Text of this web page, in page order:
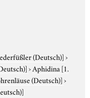
(Deutsch)]›
›Aphidina [1.
(Deutsch)]›